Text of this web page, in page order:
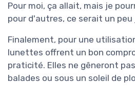
Pour moi, ça allait, mais je
pour d'autres, ce serait un
Finalement, pour une
lunettes offrent un bon
praticité. Elles ne gêneront
balades ou sous un soleil de